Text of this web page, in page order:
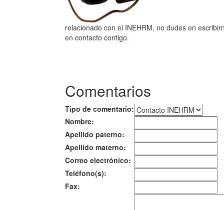
relacionado con el INEHRM, no dudes en
en contacto contigo.
Comentarios
Tipo de comentario:
Nombre:
Apellido paterno:
Apellido materno:
Correo electrónico:
Teléfono(s):
Fax: